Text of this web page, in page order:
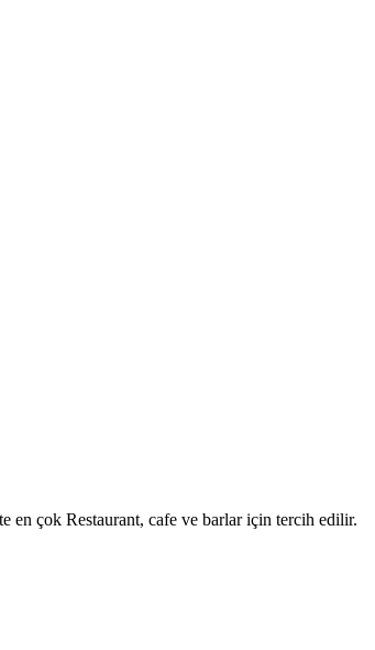
en çok Restaurant, cafe ve barlar için tercih edilir.